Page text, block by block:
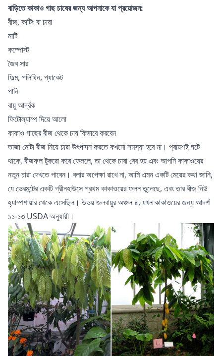
বাড়িতে কাকাও গাছ চাষের জন্য আপনাকে যা প্রয়োজন:
বীজ, কাটিং বা চারা
মাটি
কম্পোস্ট
জৈব সার
ফিল্ম, পলিথিন, প্যাকেট
পানি
বায়ু আর্দ্রক
ফিটোল্যাম্পদিয়ে আলো
কাকাও গাছের বীজ থেকে চাষ কিভাবে করবেন
তাজা মোটা বীজ নিয়ে চারা উৎপাদন করতে কখনো সমস্যা হবে না। প্রায়শই ঘটে
থাকে, বীজফল টুকরো করে ফেললে, তা থেকে চারা বের হয় এবং আপনি কাকাওয়ের
নতুন চারা দেখতে পাবেন। বলার অপেক্ষা রাখে না, আমি এমন একটি মেয়ের কথা জানি,
যে ভেরমন্টের একটি গ্রীনহাউসে প্রথম কাকাওয়ের ফলন তুলেছে, এবং তার বীজ নিউ
হ্যাম্পশায়ার থেকে এসেছিল। উভয় জলবায়ুর অঞ্চল ৪, যখন কাকাওয়ের জন্য আদর্শ
১১-১৩ USDA অনুযায়ী।